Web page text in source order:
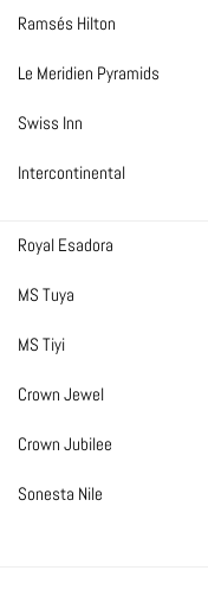
Ramsés Hilton
Le Meridien Pyramids
Swiss Inn
Intercontinental
Royal Esadora
MS Tuya
MS Tiyi
Crown Jewel
Crown Jubilee
Sonesta Nile